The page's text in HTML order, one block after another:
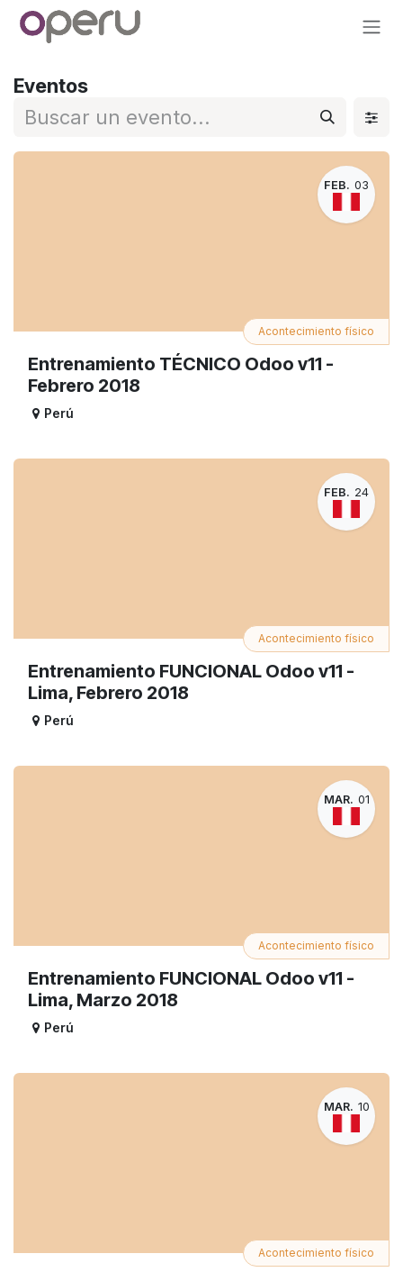
Ir al contenido
Eventos
FEB. 03
Entrenamiento TÉCNICO Odoo v11 -
Febrero 2018
Acontecimiento físico
Perú
FEB. 24
Entrenamiento FUNCIONAL Odoo v11 -
Lima, Febrero 2018
Acontecimiento físico
Perú
MAR. 01
Entrenamiento FUNCIONAL Odoo v11 -
Lima, Marzo 2018
Acontecimiento físico
Perú
MAR. 10
Acontecimiento físico